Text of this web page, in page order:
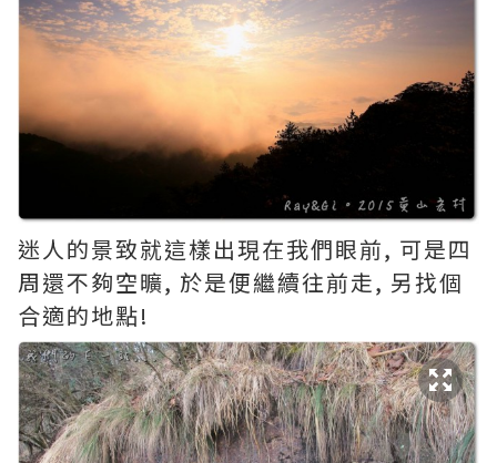
迷人的景致就這樣出現在我們眼前, 可是四
周還不夠空曠, 於是便繼續往前走, 另找個
合適的地點!